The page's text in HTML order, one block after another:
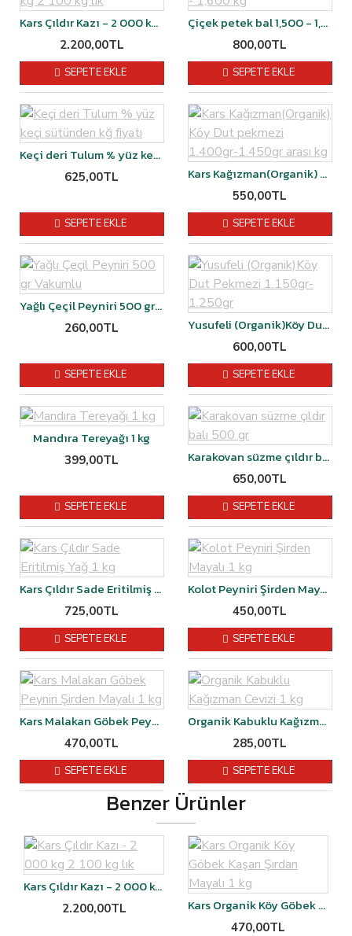
Kars Çıldır Kazı - 2 000 kg 2 100 kg lık
2.200,00TL
SEPETE EKLE
Çiçek petek bal 1,500 - 1,600 kg
800,00TL
SEPETE EKLE
Keçi deri Tulum % yüz keçi sütünden kğ fiyatı
625,00TL
SEPETE EKLE
Kars Kağızman(Organik) Köy Dut pekmezi 1.400gr-1.450gr arası kg
550,00TL
SEPETE EKLE
Yağlı Çeçil Peyniri 500 gr Vakumlu
260,00TL
SEPETE EKLE
Yusufeli (Organik)Köy Dut Pekmezi 1.150gr-1.250gr
600,00TL
SEPETE EKLE
Mandıra Tereyağı 1 kg
399,00TL
SEPETE EKLE
Karakovan süzme çıldır balı 500 gr
650,00TL
SEPETE EKLE
Kars Çıldır Sade Eritilmiş Yağ 1 kg
725,00TL
SEPETE EKLE
Kolot Peyniri Şirden Mayalı 1 kg
450,00TL
SEPETE EKLE
Kars Malakan Göbek Peyniri Şirden Mayalı 1 kg
470,00TL
SEPETE EKLE
Organik Kabuklu Kağızman Cevizi 1 kg
285,00TL
SEPETE EKLE
Benzer Ürünler
Kars Çıldır Kazı - 2 000 kg 2 100 kg lık
2.200,00TL Kars Organik Köy Göbek Kaşarı Şırdan Mayalı 1 kg
470,00TL